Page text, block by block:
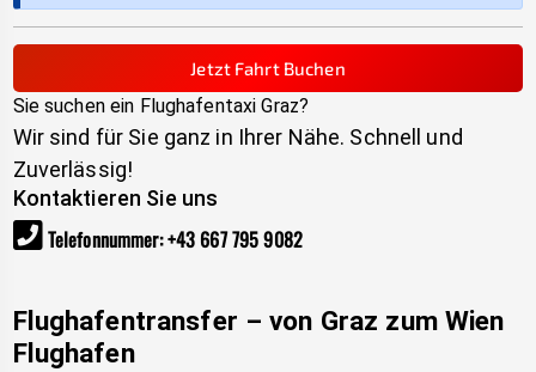
Jetzt Fahrt Buchen
Sie suchen ein Flughafentaxi Graz?
Wir sind für Sie ganz in Ihrer Nähe. Schnell und
Zuverlässig!
Kontaktieren Sie uns
Telefonnummer:+43 667 795 9082
Flughafentransfer – von Graz zum Wien
Flughafen